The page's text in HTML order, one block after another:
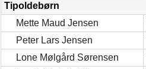
Tipoldebørn
Mette Maud Jensen
Peter Lars Jensen
Lone Mølgård Sørensen